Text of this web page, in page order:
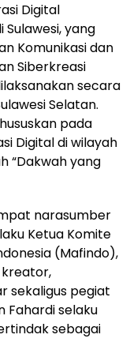
Digital
Sulawesi, yang
Komunikasi dan
Siberkreasi
secara
Selatan.
pada
Digital di wilayah
“Dakwah yang
narasumber
Ketua Komite
(Mafindo),
kreator,
sekaligus pegiat
Fahardi selaku
sebagai